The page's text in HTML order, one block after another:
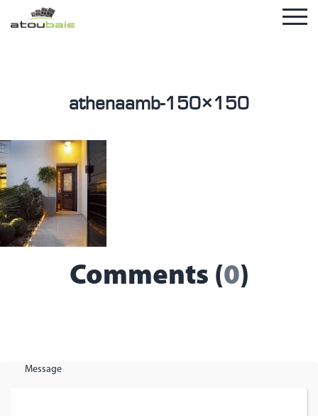
athenaamb-150×150
Comments (0)
Message